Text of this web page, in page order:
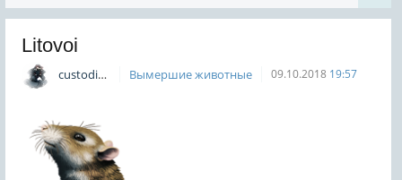
Litovoi
custodian Вымершие животные 09.10.2018 19:57